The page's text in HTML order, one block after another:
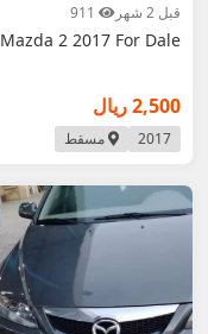
قبل 2 شهر
Mazda 2 2017 For Dale
2,500 ريال
2017 مسقط